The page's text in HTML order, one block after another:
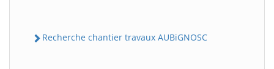
Recherche chantier travaux AUBiGNOSC